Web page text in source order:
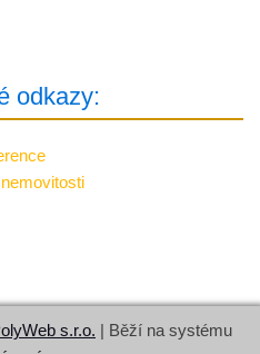
odkazy:
s.r.o. | Běží na systému